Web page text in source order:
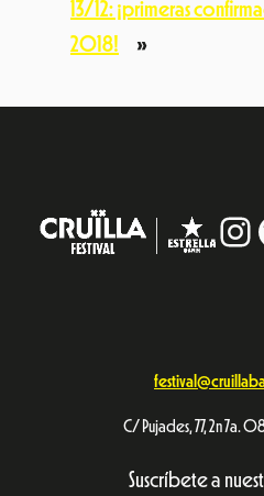
13/12: ¡primeras
2018!
»
C/ Pujades, 77, 2n 7a.
Suscríbete a